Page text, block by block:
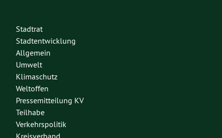
Stadtrat
Stadtentwicklung
Allgemein
Umwelt
Klimaschutz
Weltoffen
Pressemitteilung KV
Teilhabe
Verkehrspolitik
Kreisverband